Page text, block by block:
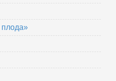
плода»